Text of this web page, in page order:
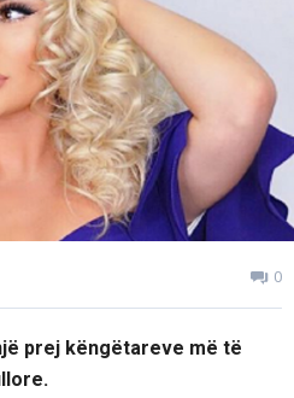
0
prej këngëtareve më të